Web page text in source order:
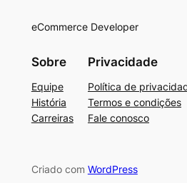
eCommerce Developer
Sobre
Equipe
História
Carreiras
Privacidade
Política de
Termos e condições
Fale conosco
Criado com WordPress